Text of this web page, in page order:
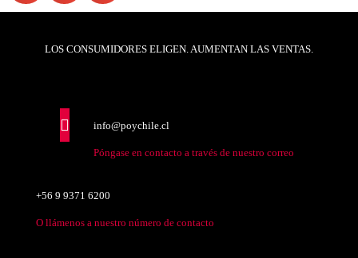
LOS CONSUMIDORES ELIGEN. AUMENTAN LAS VENTAS.
info@poychile.cl
Póngase en contacto a través de nuestro correo
+56 9 9371 6200
O llámenos a nuestro número de contacto